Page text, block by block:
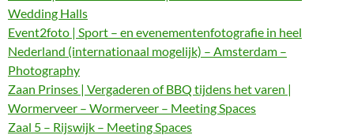
Wedding Halls
Event2foto | Sport – en evenementenfotografie in heel
Nederland (internationaal mogelijk) – Amsterdam –
Photography
Zaan Prinses | Vergaderen of BBQ tijdens het varen |
Wormerveer – Wormerveer – Meeting Spaces
Zaal 5 – Rijswijk – Meeting Spaces